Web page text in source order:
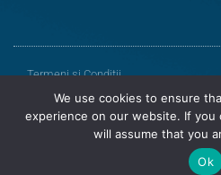
Termeni și Condiții
© Toate
Centrul de Resurse
Versiunea veche
We use cookies to ensure
experience on our website. If
will assume that you
Ok